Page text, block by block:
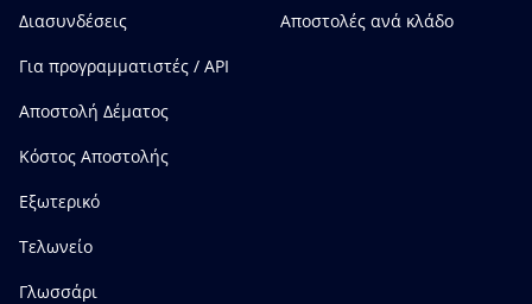
Διασυνδέσεις
Για προγραμματιστές / API
Αποστολή Δέματος
Κόστος Αποστολής
Εξωτερικό
Τελωνείο
Γλωσσάρι
Αποστολές ανά κλάδο